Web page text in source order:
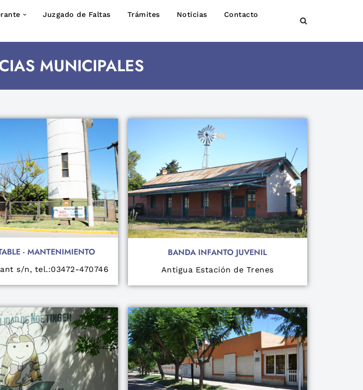
Juzgado de Faltas Trámites Noticias
Contacto
MUNICIPALES
- MANTENIMIENTO
s/n, tel.:03472-470746
BANDA INFANTO JUVENIL
Antigua Estación de Trenes